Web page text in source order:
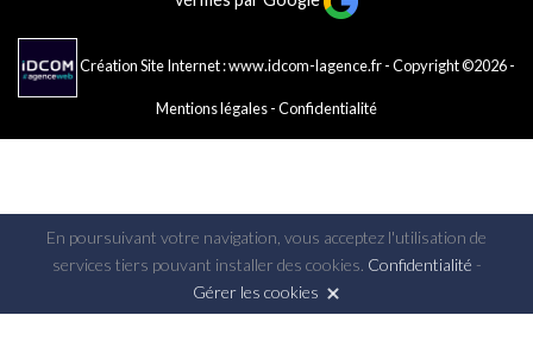
Création Site Internet : www.idcom-lagence.fr- Copyright ©2026 -
Mentions légales-Confidentialité
En poursuivant votre navigation, vous acceptez l'utilisation de
services tiers pouvant installer des cookies. Confidentialité -
Gérer les cookies